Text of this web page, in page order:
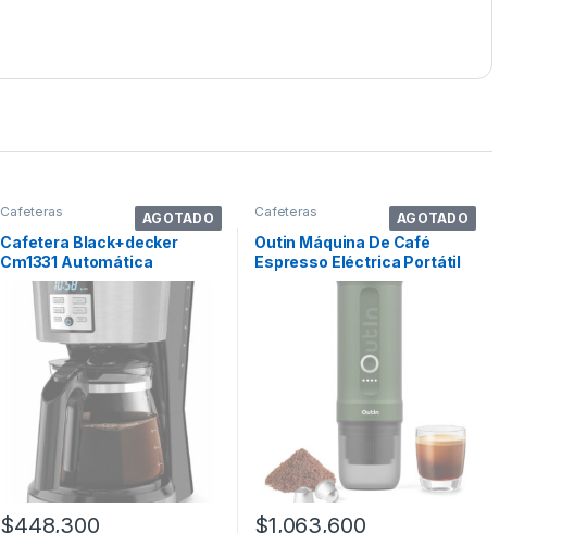
AGOTADO
Cafeteras
Cafetera Black+decker
Cm1331 Automática
Stainless De Filtro 120v
$448,300
AGOTADO
Cafeteras
Outin Máquina De Café
Espresso Eléctrica Portátil
Nano . Color Verde Bosque
$1,063,600